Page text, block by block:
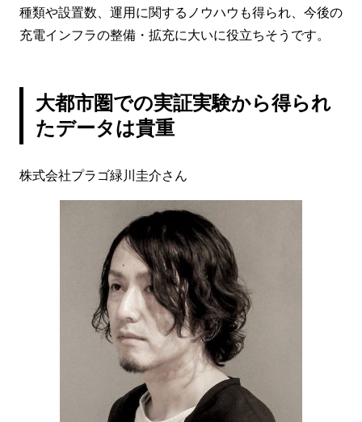
種類や設置数、運用に関するノウハウも得られ、今後の
充電インフラの整備・拡充に大いに役立ちそうです。
大都市圏での実証実験から得られ
たデータは貴重
株式会社プラゴ緑川圭介さん